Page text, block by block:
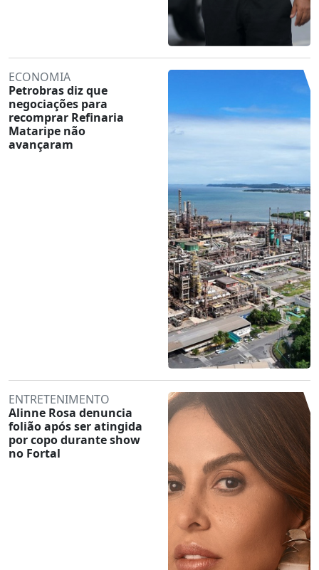
ECONOMIA
Petrobras diz que
negociações para
recomprar Refinaria
Mataripe não
avançaram
ENTRETENIMENTO
Alinne Rosa denuncia
folião após ser atingida
por copo durante show
no Fortal